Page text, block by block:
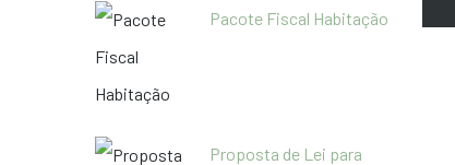
Pacote Fiscal Habitação
Proposta de Lei para